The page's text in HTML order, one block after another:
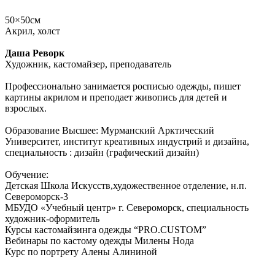
50×50см
Акрил, холст
Даша Реворк
Художник, кастомайзер, преподаватель
Профессионально занимается росписью одежды, пишет
картины акрилом и преподает живопись для детей и
взрослых.
Образование Высшее: Мурманский Арктический
Университет, институт креативных индустрий и дизайна,
специальность : дизайн (графический дизайн)
Обучение:
Детская Школа Искусств,художественное отделение, н.п.
Североморск-3
МБУДО «Учебный центр» г. Североморск, специальность
художник-оформитель
Курсы кастомайзинга одежды “PRO.CUSTOM”
Вебинары по кастому одежды Милены Нода
Курс по портрету Алены Алининой